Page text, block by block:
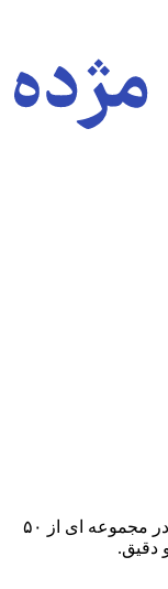
امکان جستجو و یافتن سریع کتاب مورد نظر در مجموعه ای از ۵۰
دقیق.